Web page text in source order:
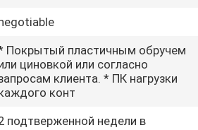
Покрытый пластичным обручем
циновкой или согласно
клиента. * ПК нагрузки
конт
подтверженной недели в